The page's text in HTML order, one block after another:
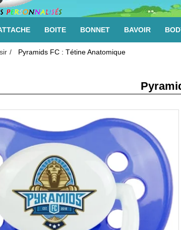
BOITE BONNET BAVOIR
Pyramids FC : Tétine Anatomique